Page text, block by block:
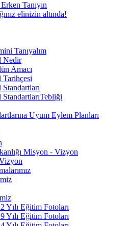
Tanıyın
elinizin altında!
Tanıyalım
Nedir
Amacı
Uyum Eylem Planları
Misyon - Vizyon
Yılı Eğitim Fotoları
Yılı Eğitim Fotoları